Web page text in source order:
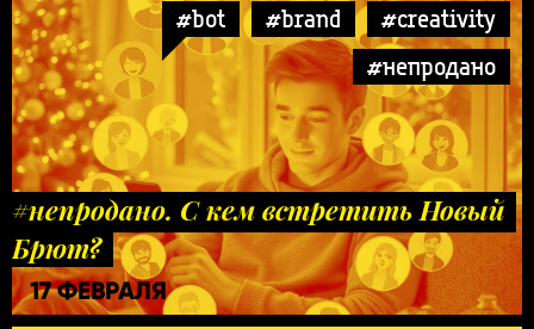
#bot #brand
#creativity
#непродано
#непродано. С кем встретить Новый
Брют?
17 ФЕВРАЛЯ